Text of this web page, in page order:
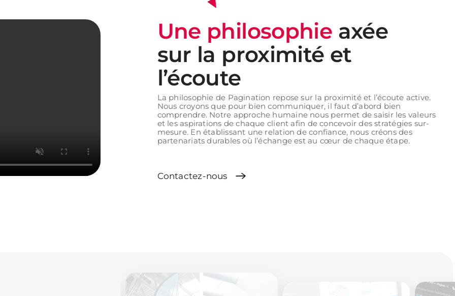
Une philosophie axée
sur la proximité et
l’écoute
La philosophie de Pagination repose sur la proximité et l’écoute active.
Nous croyons que pour bien communiquer, il faut d’abord bien
comprendre. Notre approche humaine nous permet de saisir les valeurs
et les aspirations de chaque client afin de concevoir des stratégies sur-
mesure. En établissant une relation de confiance, nous créons des
partenariats durables où l’échange est au cœur de chaque étape.
Contactez-nous